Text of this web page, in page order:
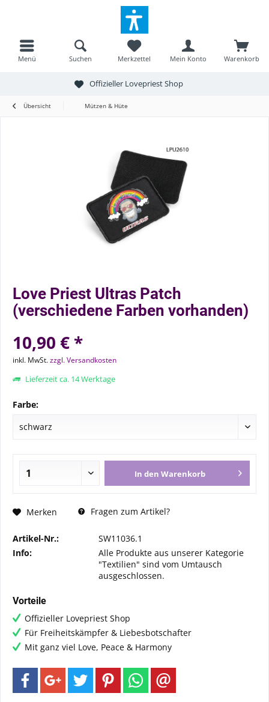
Menü Warenkorb
Merkzettel Mein Konto
Suchen
Offizieller Lovepriest Shop
Übersicht Mützen & Hüte
Love Priest Ultras Patch
(verschiedene Farben vorhanden)
10,90 € *
inkl. MwSt.zzgl. Versandkosten
Lieferzeit ca. 14 Werktage
Farbe:
In den Warenkorb
Merken Fragen zum Artikel?
Artikel-Nr.:
SW11036.1
Info:
Alle Produkte aus unserer Kategorie
"Textilien" sind vom Umtausch
ausgeschlossen.
Vorteile
Offizieller Lovepriest Shop
Für Freiheitskämpfer & Liebesbotschafter
Mit ganz viel Love, Peace & Harmony